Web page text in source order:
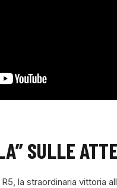
SULLE
la straordinaria vittoria